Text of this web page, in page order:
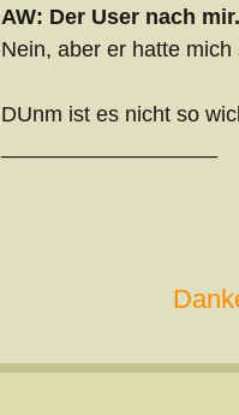
AW: Der User nach
Nein, aber er hatte
DUnm ist es nicht so